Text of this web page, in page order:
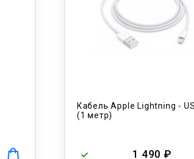
Кабель Apple Lightning -
(1 метр)
1 490 ₽